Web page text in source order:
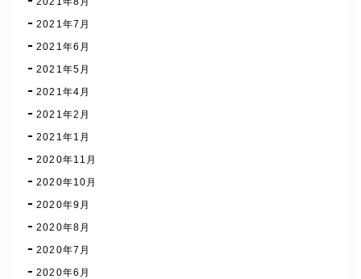
2021年7月
2021年6月
2021年5月
2021年4月
2021年2月
2021年1月
2020年11月
2020年10月
2020年9月
2020年8月
2020年7月
2020年6月